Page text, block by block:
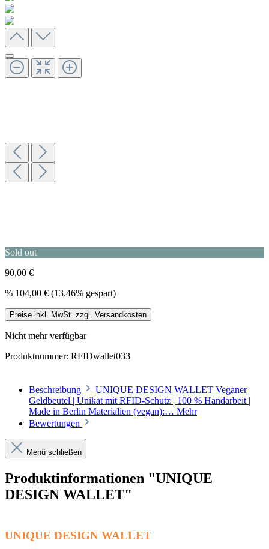
Sold out
90,00 €
% 104,00 € (13.46% gespart)
Preise inkl. MwSt. zzgl. Versandkosten
Nicht mehr verfügbar
Produktnummer: RFIDwallet033
Beschreibung
UNIQUE DESIGN WALLET Veganer
Geldbeutel | Unikat mit RFID-Schutz | 100 % Handarbeit |
Made in Berlin Materialien (vegan):… Mehr
Bewertungen
Menü schließen
Produktinformationen "UNIQUE
DESIGN WALLET"
UNIQUE DESIGN WALLET